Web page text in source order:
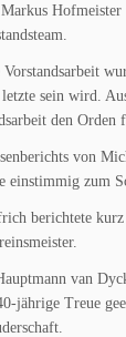
Markus
Vorstandsarbeit
letzte sein wird.
den Orden
von
einstimmig zum
berichtete kurz
van
jährige Treue